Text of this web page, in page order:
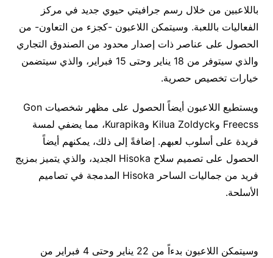
باللاعبين من خلال رسم جرافيتي حيوي جديد في مركز
الفعاليات باللعبة. وسيتمكن اللاعبون -كجزء من التعاون- من
الحصول على عناصر ذات إصدار محدود من الصندوق التجاري
والذي سيتوفر من 18 يناير وحتى 15 فبراير، والذي سيتضمن
خيارات تخصيص حصرية.
ويستطيع اللاعبون أيضاً الحصول على مظهر شخصيات Gon
Freecss وKilua Zoldyck وKurapika، مما يضفي لمسة
فريدة على أسلوب لعبهم. إضافةً إلى ذلك، يمكنهم أيضاً
الحصول على تصميم سلاح Hisoka الجديد، والذي يتميز بمزيج
فريد من جماليات الساحر Hisoka المدمجة في تصاميم
الأسلحة.
وسيتمكن اللاعبون بدءاً من 22 يناير وحتى 4 فبراير من